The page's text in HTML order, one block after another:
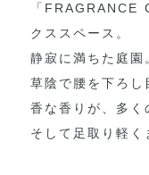
「FRAGRANCE
クススペース。
静寂に満ちた庭園
草陰で腰を下ろ
香な香りが、多く
そして足取り軽く